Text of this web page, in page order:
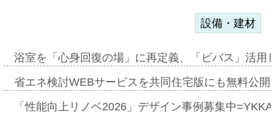
設備・建材
浴室を「心身回復の場」に再定義、「ビバス」活
省エネ検討WEBサービスを共同住宅版にも無料公
「性能向上リノベ2026」デザイン事例募集中